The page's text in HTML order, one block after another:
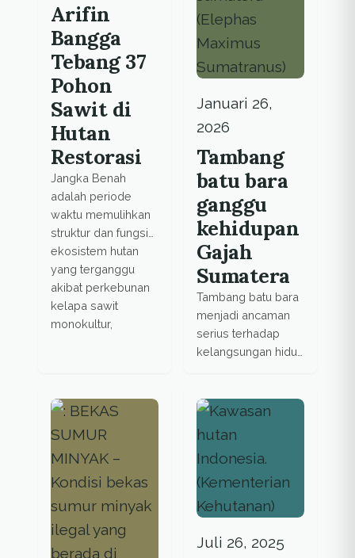
Arifin
Bangga
Tebang 37
Pohon
Sawit di
Hutan
Restorasi
Jangka Benah
adalah periode
waktu memulihkan
struktur dan fungsi
ekosistem hutan
yang terganggu
akibat perkebunan
kelapa sawit
monokultur,
Januari 26,
2026
Tambang
batu bara
ganggu
kehidupan
Gajah
Sumatera
Tambang batu bara
menjadi ancaman
serius terhadap
kelangsungan hidup
Sumatranus)
Juli 26, 2025